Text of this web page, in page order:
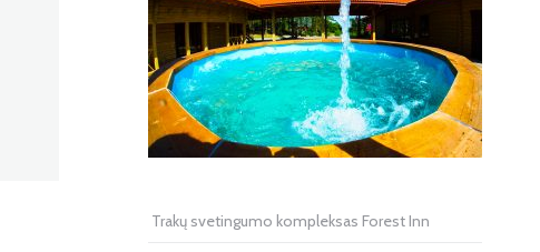
Trakų svetingumo kompleksas Forest Inn